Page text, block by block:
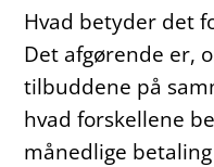
Hvad betyder det
Det afgørende er,
tilbuddene på
hvad forskellene
månedlige